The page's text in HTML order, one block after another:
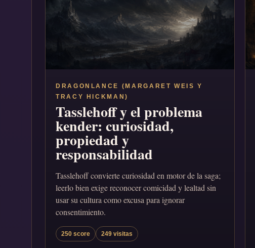
DRAGONLANCE (MARGARET WEIS Y
TRACY HICKMAN)
Tasslehoff y el problema
kender: curiosidad,
propiedad y
responsabilidad
Tasslehoff convierte curiosidad en motor de la saga;
leerlo bien exige reconocer comicidad y lealtad sin
usar su cultura como excusa para ignorar
consentimiento.
250 score 249 visitas